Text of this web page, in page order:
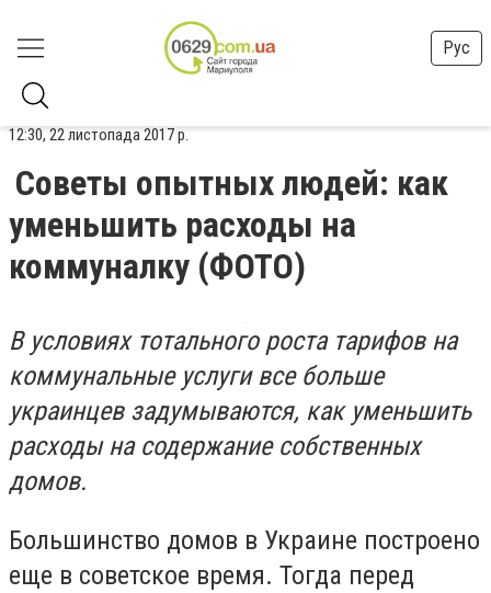
Рус
12:30, 22 листопада 2017 р.
Советы опытных людей: как
уменьшить расходы на
коммуналку (ФОТО)
В условиях тотального роста тарифов на
коммунальные услуги все больше
украинцев задумываются, как уменьшить
расходы на содержание собственных
домов.
Большинство домов в Украине построено
еще в советское время. Тогда перед